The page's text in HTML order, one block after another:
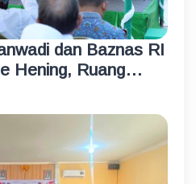
dan Baznas RI
Hening, Ruang